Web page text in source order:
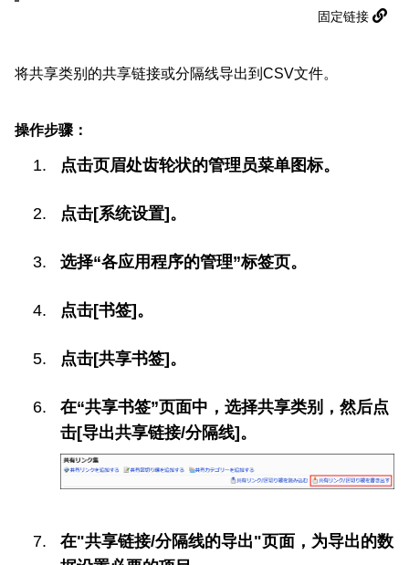
固定链接
将共享类别的共享链接或分隔线导出到CSV文件。
操作步骤：
点击页眉处齿轮状的管理员菜单图标。
点击[系统设置]。
选择“各应用程序的管理”标签页。
点击[书签]。
点击[共享书签]。
在“共享书签”页面中，选择共享类别，然后点
击[导出共享链接/分隔线]。
在"共享链接/分隔线的导出"页面，为导出的数